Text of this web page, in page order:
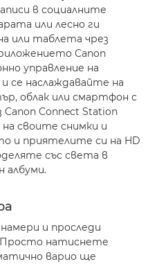
в социалните
или лесно ги
или таблета чрез
Canon
управление на
наслаждавайте на
облак или смартфон с
Connect Station
своите снимки и
и приятелите си на HD
със света в
албуми.
и проследи
натиснете
варио ще